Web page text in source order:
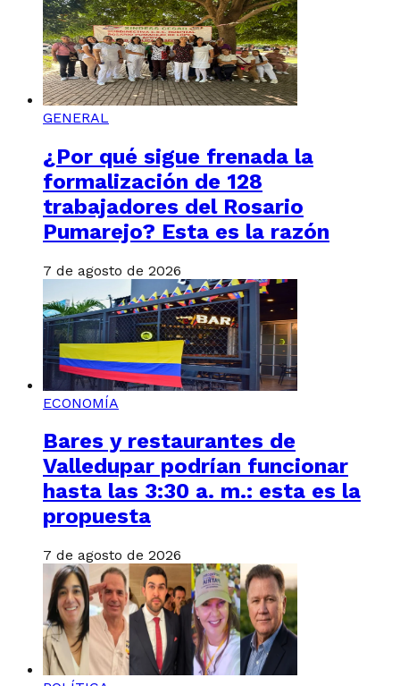
GENERAL
¿Por qué sigue frenada la
formalización de 128
trabajadores del Rosario
Pumarejo? Esta es la razón
7 de agosto de 2026
ECONOMÍA
Bares y restaurantes de
Valledupar podrían funcionar
hasta las 3:30 a. m.: esta es la
propuesta
7 de agosto de 2026